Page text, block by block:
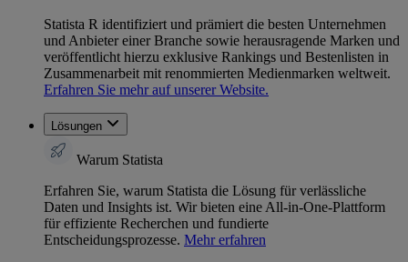
Statista R identifiziert und prämiert die besten Unternehmen
und Anbieter einer Branche sowie herausragende Marken und
veröffentlicht hierzu exklusive Rankings und Bestenlisten in
Zusammenarbeit mit renommierten Medienmarken weltweit.
Erfahren Sie mehr auf unserer Website.
Lösungen
Warum Statista
Erfahren Sie, warum Statista die Lösung für verlässliche
Daten und Insights ist. Wir bieten eine All-in-One-Plattform
für effiziente Recherchen und fundierte
Entscheidungsprozesse. Mehr erfahren